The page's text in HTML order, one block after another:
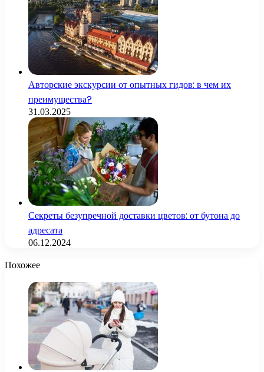
Авторские экскурсии от опытных гидов: в чем их
преимущества?
31.03.2025
Секреты безупречной доставки цветов: от бутона до
адресата
06.12.2024
Похожее